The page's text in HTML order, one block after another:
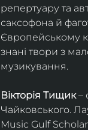
репертуару та
саксофона й
Європейському
знані твори з
музикування.
Вікторія Тищик –
Чайковського.
Music Gulf